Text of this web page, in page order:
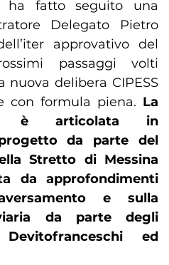
ha fatto seguito una
Delegato Pietro
approvativo del
passaggi volti
nuova delibera CIPESS
con formula piena. La
si è articolata in
da parte del
Stretto di Messina
da approfondimenti
e sulla
da parte degli
ed